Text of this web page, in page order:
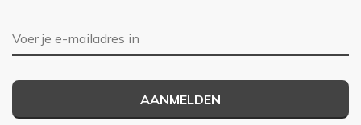
E-mailadres
AANMELDEN